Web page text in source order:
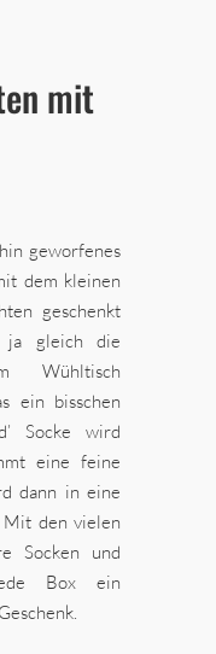
mit
geworfenes
dem kleinen
geschenkt
ja gleich die
Wühltisch
ein bisschen
Socke wird
eine feine
dann in eine
Mit den vielen
Socken und
Box ein